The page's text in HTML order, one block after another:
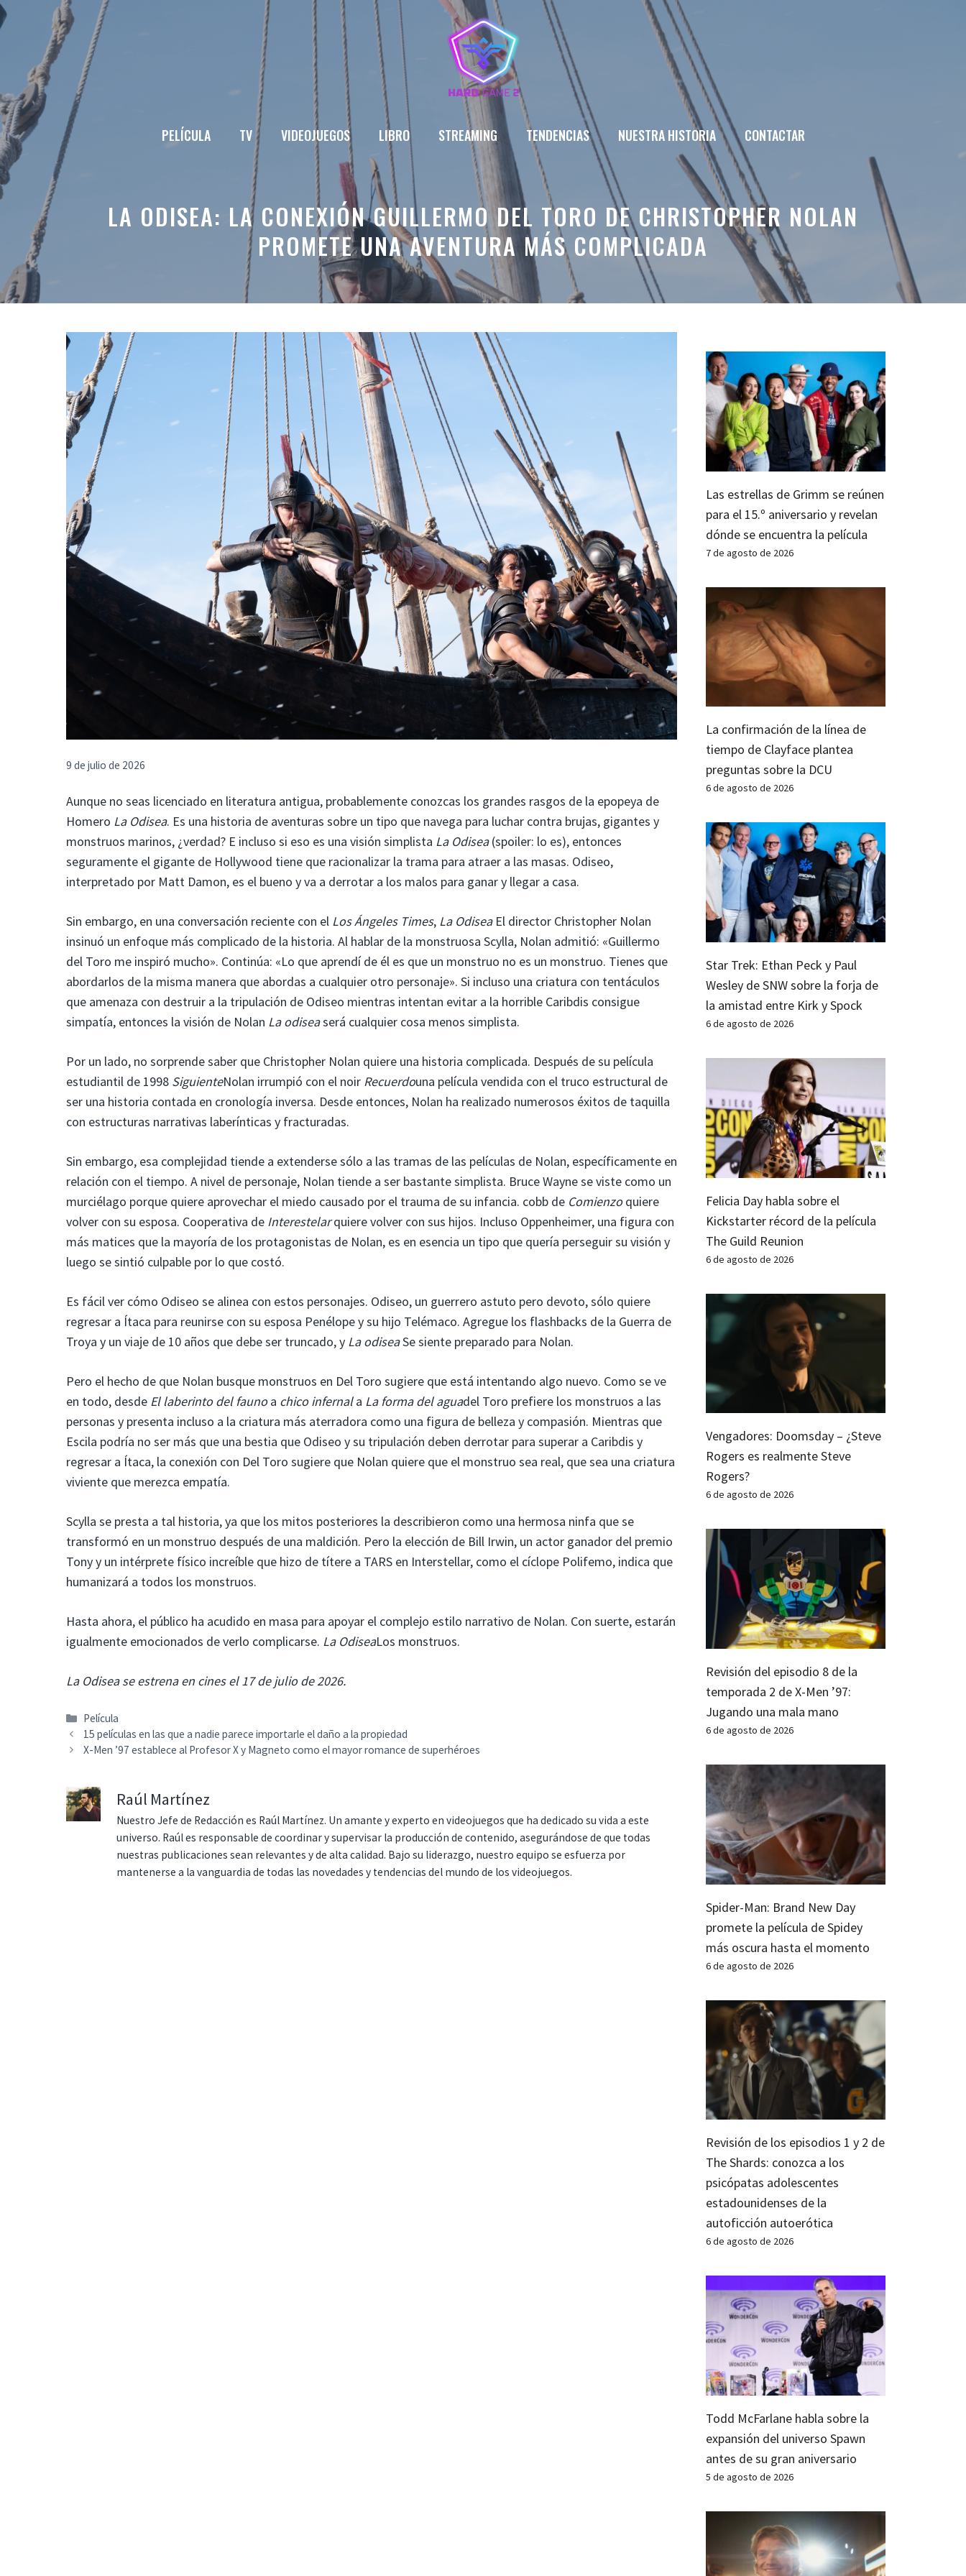
Saltar
al
contenido
PELÍCULA TV VIDEOJUEGOS LIBRO STREAMING TENDENCIAS NUESTRA HISTORIA CONTACTAR
LA ODISEA: LA CONEXIÓN GUILLERMO DEL TORO DE CHRISTOPHER NOLAN
PROMETE UNA AVENTURA MÁS COMPLICADA
9 de julio de 2026
Aunque no seas licenciado en literatura antigua, probablemente conozcas los grandes rasgos de la epopeya de
Homero La Odisea. Es una historia de aventuras sobre un tipo que navega para luchar contra brujas, gigantes y
monstruos marinos, ¿verdad? E incluso si eso es una visión simplista La Odisea(spoiler: lo es), entonces
seguramente el gigante de Hollywood tiene que racionalizar la trama para atraer a las masas. Odiseo,
interpretado por Matt Damon, es el bueno y va a derrotar a los malos para ganar y llegar a casa.
Sin embargo, en una conversación reciente con el Los Ángeles Times, La OdiseaEl director Christopher Nolan
insinuó un enfoque más complicado de la historia. Al hablar de la monstruosa Scylla, Nolan admitió: «Guillermo
del Toro me inspiró mucho». Continúa: «Lo que aprendí de él es que un monstruo no es un monstruo. Tienes que
abordarlos de la misma manera que abordas a cualquier otro personaje». Si incluso una criatura con tentáculos
que amenaza con destruir a la tripulación de Odiseo mientras intentan evitar a la horrible Caribdis consigue
simpatía, entonces la visión de Nolan La odiseaserá cualquier cosa menos simplista.
Por un lado, no sorprende saber que Christopher Nolan quiere una historia complicada. Después de su película
estudiantil de 1998 SiguienteNolan irrumpió con el noir Recuerdouna película vendida con el truco estructural de
ser una historia contada en cronología inversa. Desde entonces, Nolan ha realizado numerosos éxitos de taquilla
con estructuras narrativas laberínticas y fracturadas.
Sin embargo, esa complejidad tiende a extenderse sólo a las tramas de las películas de Nolan, específicamente en
relación con el tiempo. A nivel de personaje, Nolan tiende a ser bastante simplista. Bruce Wayne se viste como un
murciélago porque quiere aprovechar el miedo causado por el trauma de su infancia. cobb de Comienzoquiere
volver con su esposa. Cooperativa de Interestelarquiere volver con sus hijos. Incluso Oppenheimer, una figura con
más matices que la mayoría de los protagonistas de Nolan, es en esencia un tipo que quería perseguir su visión y
luego se sintió culpable por lo que costó.
Es fácil ver cómo Odiseo se alinea con estos personajes. Odiseo, un guerrero astuto pero devoto, sólo quiere
regresar a Ítaca para reunirse con su esposa Penélope y su hijo Telémaco. Agregue los flashbacks de la Guerra de
Troya y un viaje de 10 años que debe ser truncado, y La odiseaSe siente preparado para Nolan.
Pero el hecho de que Nolan busque monstruos en Del Toro sugiere que está intentando algo nuevo. Como se ve
en todo, desde El laberinto del faunoa chico infernala La forma del aguadel Toro prefiere los monstruos a las
personas y presenta incluso a la criatura más aterradora como una figura de belleza y compasión. Mientras que
Escila podría no ser más que una bestia que Odiseo y su tripulación deben derrotar para superar a Caribdis y
regresar a Ítaca, la conexión con Del Toro sugiere que Nolan quiere que el monstruo sea real, que sea una criatura
viviente que merezca empatía.
Scylla se presta a tal historia, ya que los mitos posteriores la describieron como una hermosa ninfa que se
transformó en un monstruo después de una maldición. Pero la elección de Bill Irwin, un actor ganador del premio
Tony y un intérprete físico increíble que hizo de títere a TARS en Interstellar, como el cíclope Polifemo, indica que
humanizará a todos los monstruos.
Hasta ahora, el público ha acudido en masa para apoyar el complejo estilo narrativo de Nolan. Con suerte, estarán
igualmente emocionados de verlo complicarse. La OdiseaLos monstruos.
La Odisea se estrena en cines el 17 de julio de 2026.
Categorías
Película
15 películas en las que a nadie parece importarle el daño a la propiedad
X-Men ’97 establece al Profesor X y Magneto como el mayor romance de superhéroes
Raúl Martínez
Nuestro Jefe de Redacción es Raúl Martínez. Un amante y experto en videojuegos que ha dedicado su vida a este
universo. Raúl es responsable de coordinar y supervisar la producción de contenido, asegurándose de que todas
nuestras publicaciones sean relevantes y de alta calidad. Bajo su liderazgo, nuestro equipo se esfuerza por
mantenerse a la vanguardia de todas las novedades y tendencias del mundo de los videojuegos.
Las estrellas de Grimm se reúnen
para el 15.º aniversario y revelan
dónde se encuentra la película
7 de agosto de 2026
La confirmación de la línea de
tiempo de Clayface plantea
preguntas sobre la DCU
6 de agosto de 2026
Star Trek: Ethan Peck y Paul
Wesley de SNW sobre la forja de
la amistad entre Kirk y Spock
6 de agosto de 2026
Felicia Day habla sobre el
Kickstarter récord de la película
The Guild Reunion
6 de agosto de 2026
Vengadores: Doomsday – ¿Steve
Rogers es realmente Steve
Rogers?
6 de agosto de 2026
Revisión del episodio 8 de la
temporada 2 de X-Men ’97:
Jugando una mala mano
6 de agosto de 2026
Spider-Man: Brand New Day
promete la película de Spidey
más oscura hasta el momento
6 de agosto de 2026
Revisión de los episodios 1 y 2 de
The Shards: conozca a los
psicópatas adolescentes
estadounidenses de la
autoficción autoerótica
6 de agosto de 2026
Todd McFarlane habla sobre la
expansión del universo Spawn
antes de su gran aniversario
5 de agosto de 2026